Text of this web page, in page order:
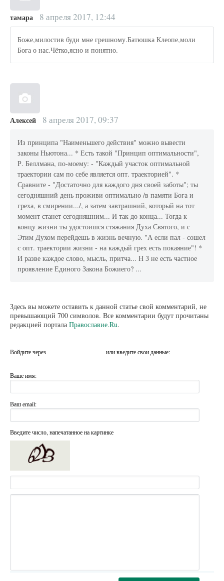
тамара 8 апреля 2017, 12:44
Боже,милостив буди мне грешному.Батюшка Клеопе,моли
Бога о нас.Чётко,ясно и понятно.
Алексей 8 апреля 2017, 09:37
Из принципа "Наименьшего действия" можно вывести
законы Ньютона... * Есть такой "Принцип оптимальности",
Р. Беллмана, по-моему: - "Каждый участок оптимальной
траектории сам по себе является опт. траекторией". *
Сравните - "Достаточно для каждого дня своей заботы"; ты
сегодняшний день проживи оптимально /в памяти Бога и
греха, в смирении.../, а затем завтрашний, который на тот
момент станет сегодняшним... И так до конца... Тогда к
концу жизни ты удостоишся стяжания Духа Святого, и с
Этим Духом перейдешь в жизнь вечную. "А если пал - сошел
с опт. траектории жизни - на каждый грех есть покаяние"! *
И разве каждое слово, мысль, притча... Н З не есть частное
проявление Единого Закона Божиего? ...
Здесь вы можете оставить к данной статье свой комментарий, не
превышающий 700 символов. Все комментарии будут прочитаны
редакцией портала Православие.Ru.
Войдите через или введите свои данные:
Ваше имя:
Ваш email:
Введите число, напечатанное на картинке